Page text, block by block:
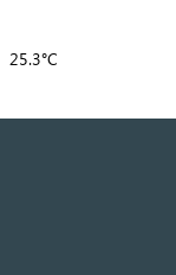
25.3°C